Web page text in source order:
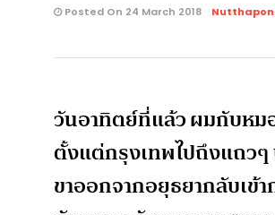
Posted On 24 March 2018
วันอาทิตย์ที่แล้ว ผมกับหม
ตั้งแต่กรุงเทพไปถึงแถวๆ
ขาออกจากอยุธยากลับเ